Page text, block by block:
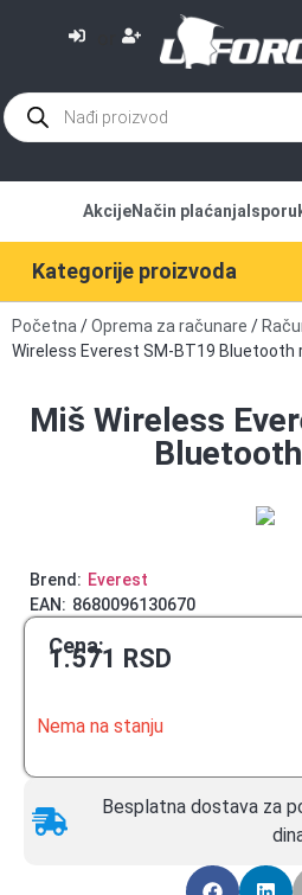
Kategorije proizvoda
AkcijeNačin plaćanja
Početna /Oprema za računare /
Wireless Everest SM-BT19 Bluetooth
Miš Wireless
Brend: Everest
EAN: 8680096130670
Cena:
1.571 RSD
Nema na stanju
Besplatna dostava za